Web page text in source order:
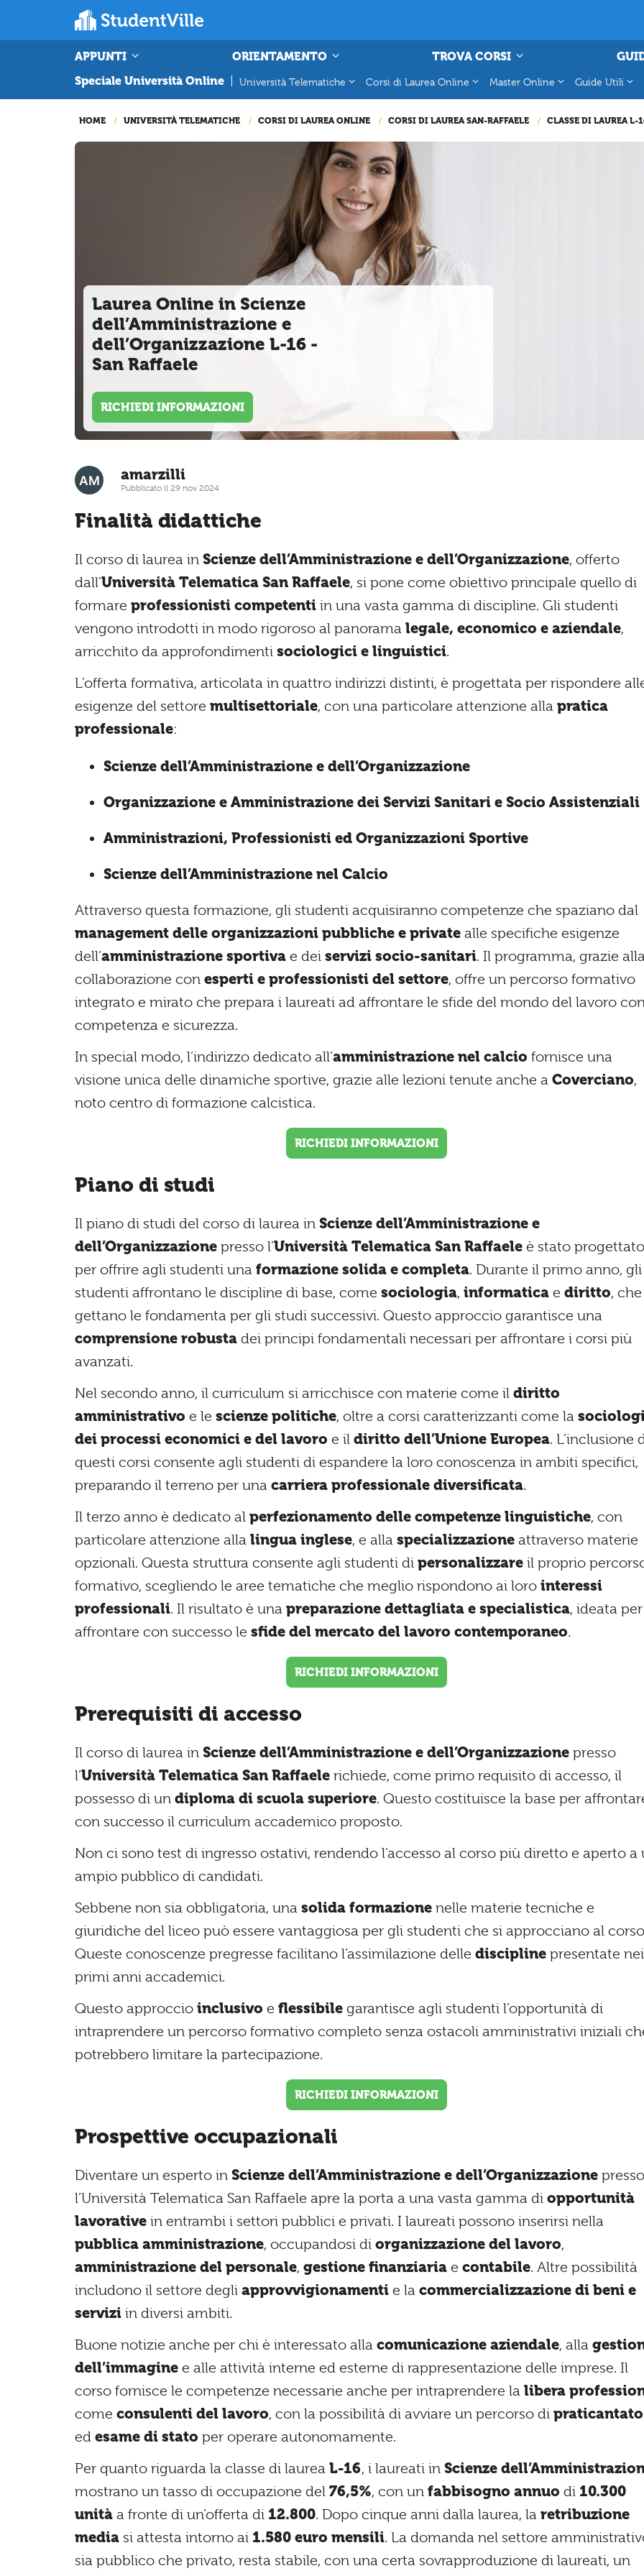
APPUNTI ORIENTAMENTO TROVA CORSI
Speciale Università Online
Università Telematiche Corsi di Laurea Online Master Online Guide Utili
HOME UNIVERSITÀ TELEMATICHE CORSI DI LAUREA ONLINE CORSI DI LAUREA SAN-RAFFAELE CLASSE DI LAUREA L-
Laurea Online in Scienze
dell’Amministrazione e
dell’Organizzazione L-16 -
San Raffaele
RICHIEDI INFORMAZIONI
amarzilli
Pubblicato il 29 nov 2024
Finalità didattiche
Il corso di laurea in Scienze dell’Amministrazione e dell’Organizzazione, offerto
dall’Università Telematica San Raffaele, si pone come obiettivo principale quello di
formare professionisti competenti in una vasta gamma di discipline. Gli studenti
vengono introdotti in modo rigoroso al panorama legale, economico e aziendale,
arricchito da approfondimenti sociologici e linguistici.
L’offerta formativa, articolata in quattro indirizzi distinti, è progettata per rispondere
esigenze del settore multisettoriale, con una particolare attenzione alla pratica
professionale:
Scienze dell’Amministrazione e dell’Organizzazione
Organizzazione e Amministrazione dei Servizi Sanitari e Socio Assistenziali
Amministrazioni, Professionisti ed Organizzazioni Sportive
Scienze dell’Amministrazione nel Calcio
Attraverso questa formazione, gli studenti acquisiranno competenze che spaziano dal
management delle organizzazioni pubbliche e private alle specifiche esigenze
dell’amministrazione sportiva e dei servizi socio-sanitari. Il programma, grazie
collaborazione con esperti e professionisti del settore, offre un percorso formativo
integrato e mirato che prepara i laureati ad affrontare le sfide del mondo del lavoro
competenza e sicurezza.
In special modo, l’indirizzo dedicato all’amministrazione nel calcio fornisce una
visione unica delle dinamiche sportive, grazie alle lezioni tenute anche a Coverciano,
noto centro di formazione calcistica.
RICHIEDI INFORMAZIONI
Piano di studi
Il piano di studi del corso di laurea in Scienze dell’Amministrazione e
dell’Organizzazione presso l’Università Telematica San Raffaele è stato progettato
per offrire agli studenti una formazione solida e completa. Durante il primo anno, gli
studenti affrontano le discipline di base, come sociologia, informatica e diritto, che
gettano le fondamenta per gli studi successivi. Questo approccio garantisce una
comprensione robusta dei principi fondamentali necessari per affrontare i corsi più
avanzati.
Nel secondo anno, il curriculum si arricchisce con materie come il diritto
amministrativo e le scienze politiche, oltre a corsi caratterizzanti come la
dei processi economici e del lavoro e il diritto dell’Unione Europea. L’inclusione
questi corsi consente agli studenti di espandere la loro conoscenza in ambiti specifici,
preparando il terreno per una carriera professionale diversificata.
Il terzo anno è dedicato al perfezionamento delle competenze linguistiche, con
particolare attenzione alla lingua inglese, e alla specializzazione attraverso materie
opzionali. Questa struttura consente agli studenti di personalizzare il proprio
formativo, scegliendo le aree tematiche che meglio rispondono ai loro interessi
professionali. Il risultato è una preparazione dettagliata e specialistica, ideata per
affrontare con successo le sfide del mercato del lavoro contemporaneo.
RICHIEDI INFORMAZIONI
Prerequisiti di accesso
Il corso di laurea in Scienze dell’Amministrazione e dell’Organizzazione presso
l’Università Telematica San Raffaele richiede, come primo requisito di accesso, il
possesso di un diploma di scuola superiore. Questo costituisce la base per
con successo il curriculum accademico proposto.
Non ci sono test di ingresso ostativi, rendendo l’accesso al corso più diretto e aperto a
ampio pubblico di candidati.
Sebbene non sia obbligatoria, una solida formazione nelle materie tecniche e
giuridiche del liceo può essere vantaggiosa per gli studenti che si approcciano al
Queste conoscenze pregresse facilitano l’assimilazione delle discipline presentate nei
primi anni accademici.
Questo approccio inclusivo e flessibile garantisce agli studenti l’opportunità di
intraprendere un percorso formativo completo senza ostacoli amministrativi iniziali
potrebbero limitare la partecipazione.
RICHIEDI INFORMAZIONI
Prospettive occupazionali
Diventare un esperto in Scienze dell’Amministrazione e dell’Organizzazione presso
l’Università Telematica San Raffaele apre la porta a una vasta gamma di opportunità
lavorative in entrambi i settori pubblici e privati. I laureati possono inserirsi nella
pubblica amministrazione, occupandosi di organizzazione del lavoro,
amministrazione del personale, gestione finanziaria e contabile. Altre possibilità
includono il settore degli approvvigionamenti e la commercializzazione di beni e
servizi in diversi ambiti.
Buone notizie anche per chi è interessato alla comunicazione aziendale, alla
dell’immagine e alle attività interne ed esterne di rappresentazione delle imprese. Il
corso fornisce le competenze necessarie anche per intraprendere la libera
come consulenti del lavoro, con la possibilità di avviare un percorso di praticantato
ed esame di stato per operare autonomamente.
Per quanto riguarda la classe di laurea L-16, i laureati in Scienze
mostrano un tasso di occupazione del 76,5%, con un fabbisogno annuo di 10.300
unità a fronte di un’offerta di 12.800. Dopo cinque anni dalla laurea, la retribuzione
media si attesta intorno ai 1.580 euro mensili. La domanda nel settore
sia pubblico che privato, resta stabile, con una certa sovrapproduzione di laureati, un